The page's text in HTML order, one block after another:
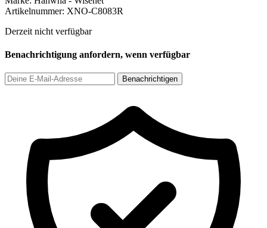
Artikelnummer: XNO-C8083R
Derzeit nicht verfügbar
Benachrichtigung anfordern, wenn verfügbar
Benachrichtigen